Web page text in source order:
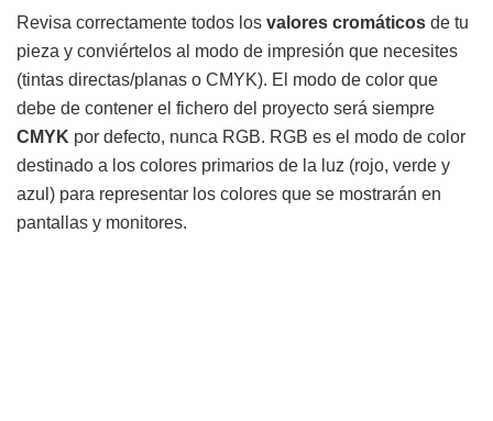
Revisa correctamente todos los valores cromáticos de tu
pieza y conviértelos al modo de impresión que necesites
(tintas directas/planas o CMYK). El modo de color que
debe de contener el fichero del proyecto será siempre
CMYK por defecto, nunca RGB. RGB es el modo de color
destinado a los colores primarios de la luz (rojo, verde y
azul) para representar los colores que se mostrarán en
pantallas y monitores.